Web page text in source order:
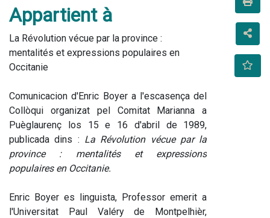
Appartient à
La Révolution vécue par la province :
mentalités et expressions populaires en
Occitanie
Comunicacion d'Enric Boyer a l'escasença del
Collòqui organizat pel Comitat Marianna a
Puèglaurenç los 15 e 16 d'abril de 1989,
publicada dins : La Révolution vécue par la
province : mentalités et expressions
populaires en Occitanie.
Enric Boyer es linguista, Professor emerit a
l'Universitat Paul Valéry de Montpelhièr,